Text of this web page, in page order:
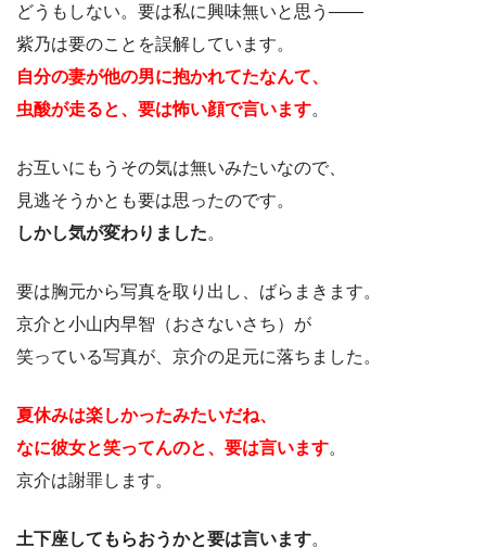
どうもしない。要は私に興味無いと思う――
紫乃は要のことを誤解しています。
自分の妻が他の男に抱かれてたなんて、
虫酸が走ると、要は怖い顔で言います。
お互いにもうその気は無いみたいなので、
見逃そうかとも要は思ったのです。
しかし気が変わりました。
要は胸元から写真を取り出し、ばらまきます。
京介と小山内早智（おさないさち）が
笑っている写真が、京介の足元に落ちました。
夏休みは楽しかったみたいだね、
なに彼女と笑ってんのと、要は言います。
京介は謝罪します。
土下座してもらおうかと要は言います。